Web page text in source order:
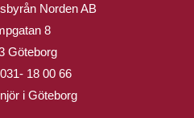
Norden AB
8
Göteborg
031- 18 00 66
i Göteborg